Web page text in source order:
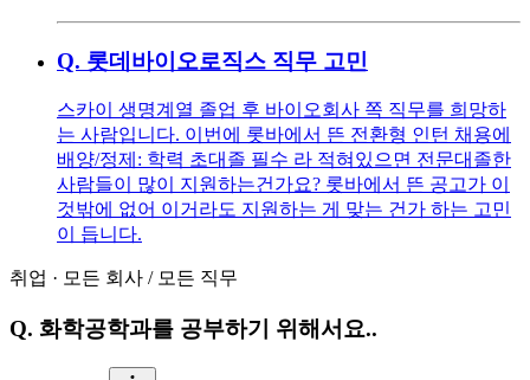
Q. 롯데바이오로직스 직무 고민
스카이 생명계열 졸업 후 바이오회사 쪽 직무를 희망하
는 사람입니다. 이번에 롯바에서 뜬 전환형 인턴 채용에
배양/정제: 학력 초대졸 필수 라 적혀있으면 전문대졸한
사람들이 많이 지원하는건가요? 롯바에서 뜬 공고가 이
것밖에 없어 이거라도 지원하는 게 맞는 건가 하는 고민
이 듭니다.
취업 · 모든 회사 / 모든 직무
Q. 화학공학과를 공부하기 위해서요..